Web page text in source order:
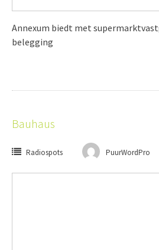
Annexum biedt met
belegging
Bauhaus
Radiospots PuurWordPro